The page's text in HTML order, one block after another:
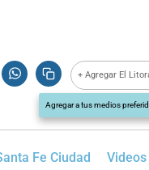
+ Agregar El
Agregar a tus medios
Fe Ciudad Videos